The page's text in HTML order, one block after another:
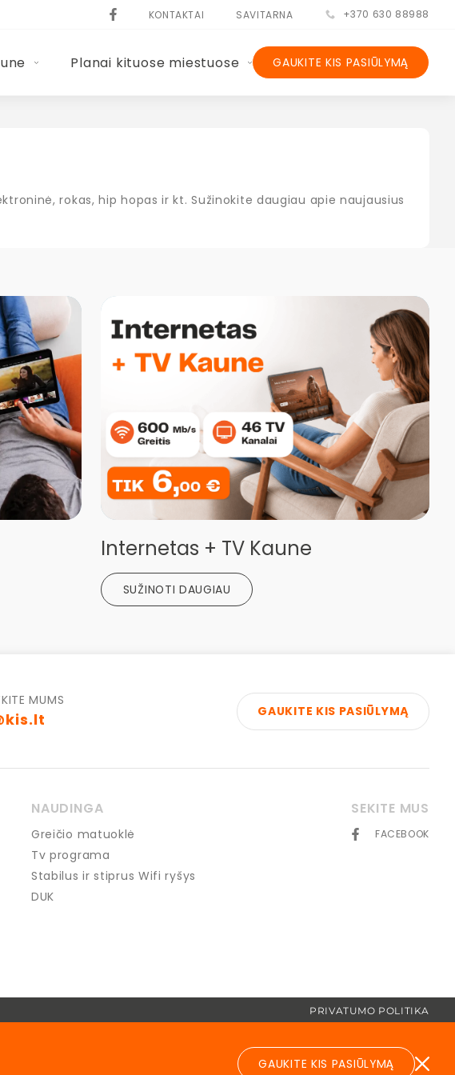
KONTAKTAI SAVITARNA +370 630 88988
Planai kituose miestuose GAUKITE KIS PASIŪLYMĄ
rokas, hip hopas ir kt. Sužinokite daugiau apie naujausius
Internetas + TV Kaune
SUŽINOTI DAUGIAU
MUMS
GAUKITE KIS PASIŪLYMĄ
NAUDINGA
Greičio matuoklė
Tv programa
Stabilus ir stiprus Wifi ryšys
DUK
SEKITE MUS
FACEBOOK
PRIVATUMO POLITIKA
GAUKITE KIS PASIŪLYMĄ